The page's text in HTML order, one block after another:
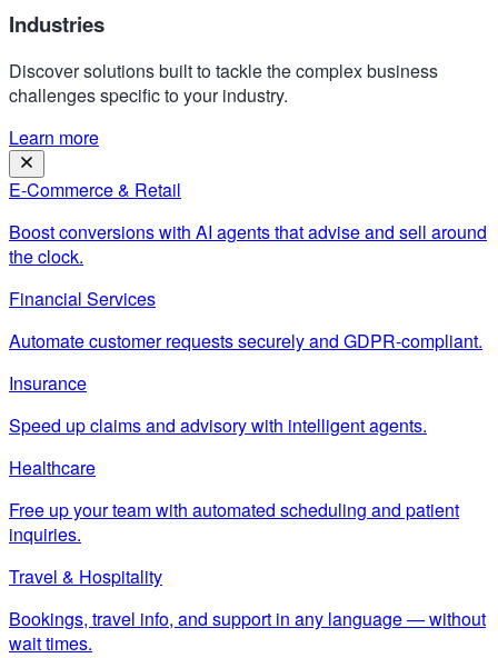
Industries
Discover solutions built to tackle the complex business
challenges specific to your industry.
Learn more
E-Commerce & Retail
Boost conversions with AI agents that advise and sell around
the clock.
Financial Services
Automate customer requests securely and GDPR-compliant.
Insurance
Speed up claims and advisory with intelligent agents.
Healthcare
Free up your team with automated scheduling and patient
inquiries.
Travel & Hospitality
Bookings, travel info, and support in any language — without
wait times.